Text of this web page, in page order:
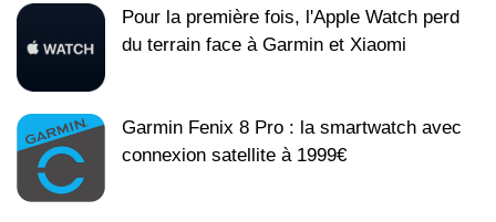
Pour la première fois, l'Apple Watch perd
du terrain face à Garmin et Xiaomi
Garmin Fenix 8 Pro : la smartwatch avec
connexion satellite à 1999€